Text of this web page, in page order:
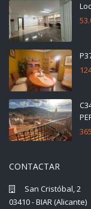
CONTACTAR
San Cristóbal, 2
03410 - BIAR (Alicante)